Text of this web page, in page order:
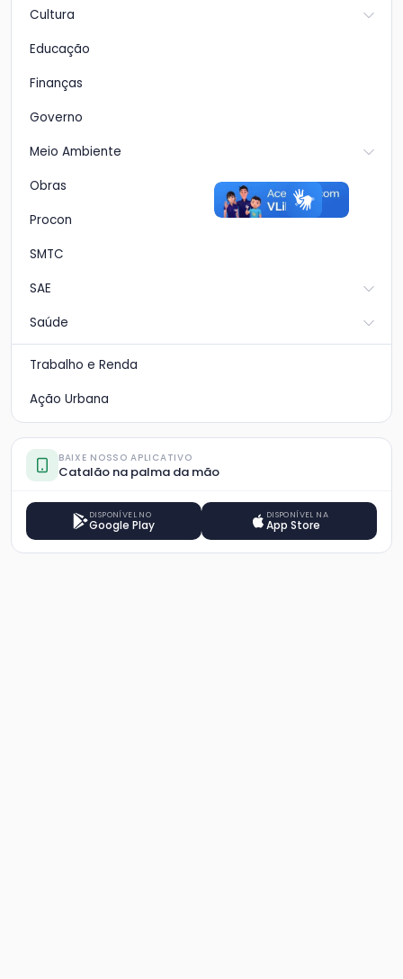
Cultura
Educação
Finanças
Governo
Meio Ambiente
Obras
Procon
SMTC
SAE
Saúde
Trabalho e Renda
Ação Urbana
BAIXE NOSSO APLICATIVO
Catalão na palma da mão
DISPONÍVEL NO
Google Play
DISPONÍVEL NA
App Store